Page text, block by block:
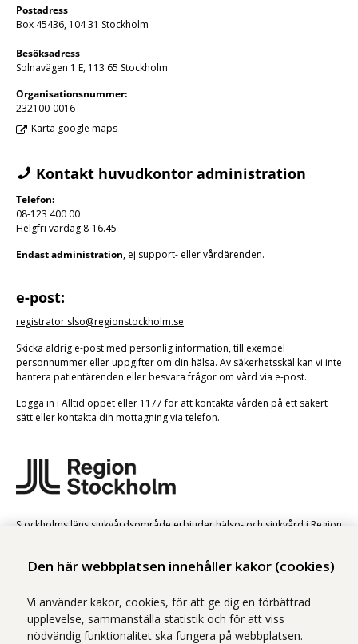
Den här webbplatsen innehåller kakor (cookies)
Vi använder kakor, cookies, för att ge dig en förbättrad
upplevelse, sammanställa statistik och för att viss
nödvändig funktionalitet ska fungera på webbplatsen.
Postadress
Box 45436, 104 31 Stockholm
Besöksadress
Solnavägen 1 E, 113 65 Stockholm
Organisations­nummer:
232100-0016
Karta google maps
Kontakt huvudkontor administration
Telefon:
08-123 400 00
Helgfri vardag 8-16.45
Endast administration, ej support- eller vårdärenden.
e-post:
registrator.slso@regionstockholm.se
Skicka aldrig e-post med personlig information, till exempel
personnummer eller uppgifter om din hälsa. Av säkerhetsskäl kan vi inte
hantera patientärenden eller besvara frågor om vård via e-post.
Logga in i Alltid öppet eller 1177 för att kontakta vården på ett säkert
sätt eller kontakta din mottagning via telefon.
Stockholms läns sjukvårdsområde erbjuder hälso- och sjukvård i Region
Samtliga bilder på webbplatsen är tagna av fotograf Yanan Li om inget
Om webbplatsen
Tillgänglighetsredogörelse